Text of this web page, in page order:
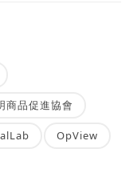
商品促進協會
OpView